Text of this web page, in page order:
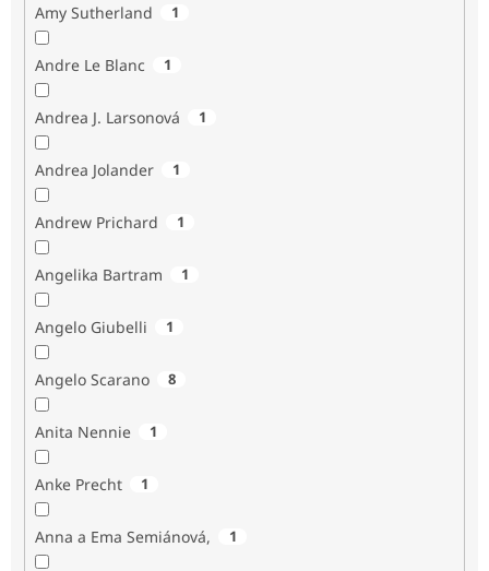
Amy Sutherland 1
Andre Le Blanc 1
Andrea J. Larsonová 1
Andrea Jolander 1
Andrew Prichard 1
Angelika Bartram 1
Angelo Giubelli 1
Angelo Scarano 8
Anita Nennie 1
Anke Precht 1
Anna a Ema Semiánová, 1